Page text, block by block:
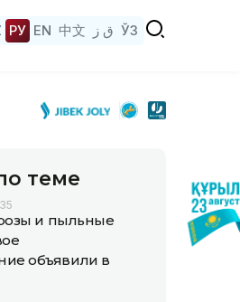
РУ EN 中文 ق ز ЎЗ
теме
и пыльные
объявили в